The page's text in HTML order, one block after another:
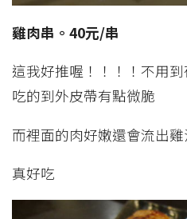
雞肉串。40元/串
這我好推喔！！！！不用
吃的到外皮帶有點微脆
而裡面的肉好嫩還會流出
真好吃